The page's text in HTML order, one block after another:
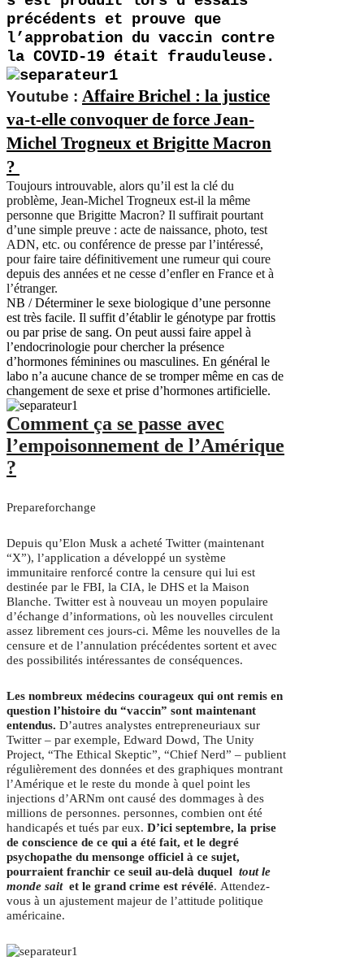
précédents et prouve que
l’approbation du vaccin contre
la COVID-19 était frauduleuse.
Youtube : Affaire Brichel : la justice
va-t-elle convoquer de force Jean-
Michel Trogneux et Brigitte Macron
?
Toujours introuvable, alors qu’il est la clé du
problème, Jean-Michel Trogneux est-il la même
personne que Brigitte Macron? Il suffirait pourtant
d’une simple preuve : acte de naissance, photo, test
ADN, etc. ou conférence de presse par l’intéressé,
pour faire taire définitivement une rumeur qui coure
depuis des années et ne cesse d’enfler en France et à
l’étranger.
NB / Déterminer le sexe biologique d’une personne
est très facile. Il suffit d’établir le génotype par frottis
ou par prise de sang. On peut aussi faire appel à
l’endocrinologie pour chercher la présence
d’hormones féminines ou masculines. En général le
labo n’a aucune chance de se tromper même en cas de
changement de sexe et prise d’hormones artificielle.
Comment ça se passe avec
l’empoisonnement de l’Amérique
?
Prepareforchange
Depuis qu’Elon Musk a acheté Twitter (maintenant
“X”), l’application a développé un système
immunitaire renforcé contre la censure qui lui est
destinée par le FBI, la CIA, le DHS et la Maison
Blanche. Twitter est à nouveau un moyen populaire
d’échange d’informations, où les nouvelles circulent
assez librement ces jours-ci. Même les nouvelles de la
censure et de l’annulation précédentes sortent et avec
des possibilités intéressantes de conséquences.
Les nombreux médecins courageux qui ont remis en
question l’histoire du “vaccin” sont maintenant
entendus. D’autres analystes entrepreneuriaux sur
Twitter – par exemple, Edward Dowd, The Unity
Project, “The Ethical Skeptic”, “Chief Nerd” – publient
régulièrement des données et des graphiques montrant
l’Amérique et le reste du monde à quel point les
injections d’ARNm ont causé des dommages à des
millions de personnes. personnes, combien ont été
handicapés et tués par eux. D’ici septembre, la prise
de conscience de ce qui a été fait, et le degré
psychopathe du mensonge officiel à ce sujet,
pourraient franchir ce seuil au-delà duquel tout le
monde sait et le grand crime est révélé. Attendez-
vous à un ajustement majeur de l’attitude politique
américaine.